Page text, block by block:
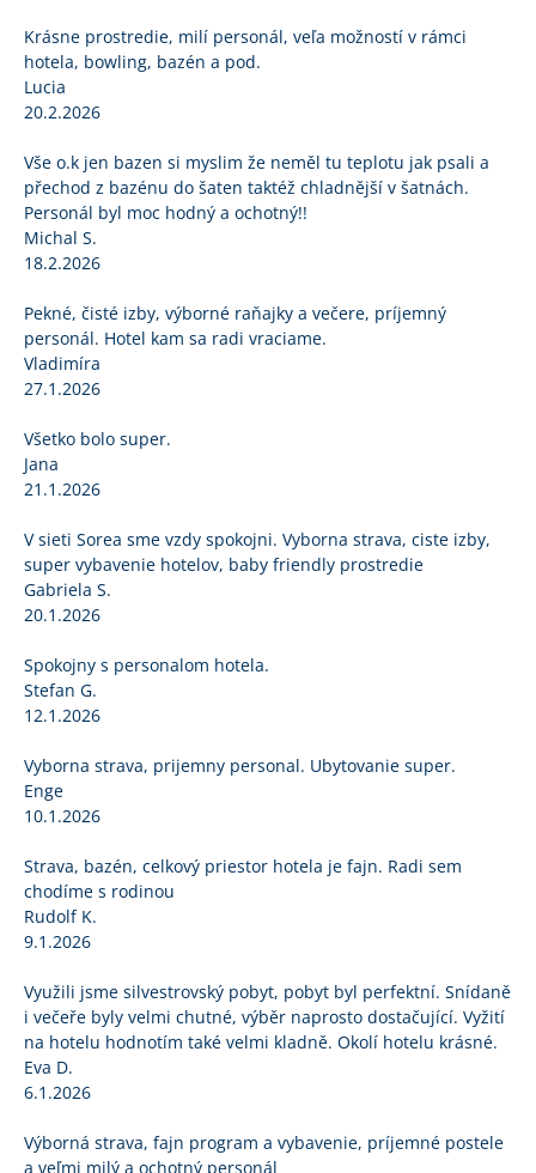
Krásne prostredie, milí personál, veľa možností v rámci
hotela, bowling, bazén a pod.
Lucia
20.2.2026
Vše o.k jen bazen si myslim že neměl tu teplotu jak psali a
přechod z bazénu do šaten taktéž chladnější v šatnách.
Personál byl moc hodný a ochotný!!
Michal S.
18.2.2026
Pekné, čisté izby, výborné raňajky a večere, príjemný
personál. Hotel kam sa radi vraciame.
Vladimíra
27.1.2026
Všetko bolo super.
Jana
21.1.2026
V sieti Sorea sme vzdy spokojni. Vyborna strava, ciste izby,
super vybavenie hotelov, baby friendly prostredie
Gabriela S.
20.1.2026
Spokojny s personalom hotela.
Stefan G.
12.1.2026
Vyborna strava, prijemny personal. Ubytovanie super.
Enge
10.1.2026
Strava, bazén, celkový priestor hotela je fajn. Radi sem
chodíme s rodinou
Rudolf K.
9.1.2026
Využili jsme silvestrovský pobyt, pobyt byl perfektní. Snídaně
i večeře byly velmi chutné, výběr naprosto dostačující. Vyžití
na hotelu hodnotím také velmi kladně. Okolí hotelu krásné.
Eva D.
6.1.2026
Výborná strava, fajn program a vybavenie, príjemné postele
a veľmi milý a ochotný personál